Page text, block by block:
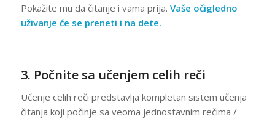
Pokažite mu da čitanje i vama prija. Vaše očigledno
uživanje će se preneti i na dete.
3. Počnite sa učenjem celih reči
Učenje celih reči predstavlja kompletan sistem učenja
čitanja koji počinje sa veoma jednostavnim rečima /